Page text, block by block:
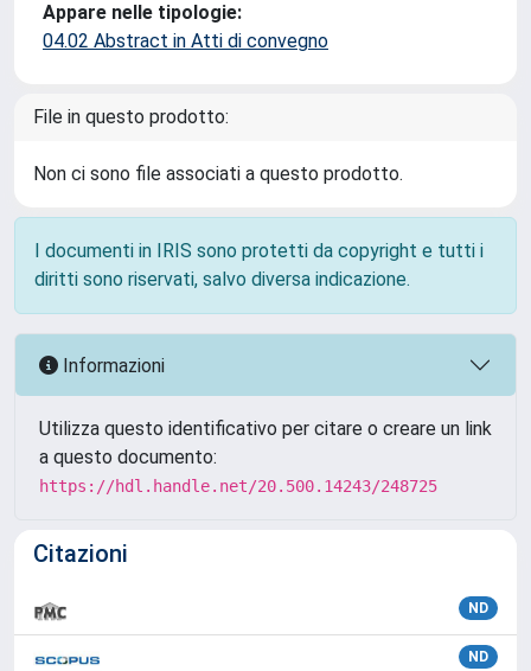
Appare nelle tipologie:
04.02 Abstract in Atti di convegno
File in questo prodotto:
Non ci sono file associati a questo prodotto.
I documenti in IRIS sono protetti da copyright e tutti i
diritti sono riservati, salvo diversa indicazione.
Informazioni
Utilizza questo identificativo per citare o creare un link
a questo documento:
https://hdl.handle.net/20.500.14243/248725
Citazioni
ND
ND